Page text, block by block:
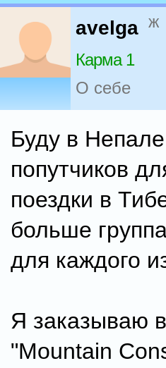
avelga ж
Карма 1
О себе
Буду в
попутчиков
поездки в
больше
для каждого
Я заказываю
"Mountain